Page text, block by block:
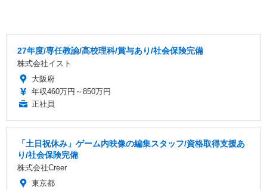
27年度/専任教諭/高校理科/賞与あり/社会保険完備
株式会社イスト
大阪府
年収460万円～850万円
正社員
「土日祝休み」ゲーム内映像の編集スタッフ/資格取得支援あ
り/社会保険完備
株式会社Creer
東京都